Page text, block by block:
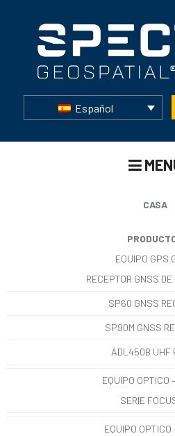
Español
CASA
EQUIPO GPS
RECEPTOR GNSS
SP60 GNSS
SP90M GNSS
ADL450B UHF
EQUIPO OPTICO
SERIE
EQUIPO OPTICO